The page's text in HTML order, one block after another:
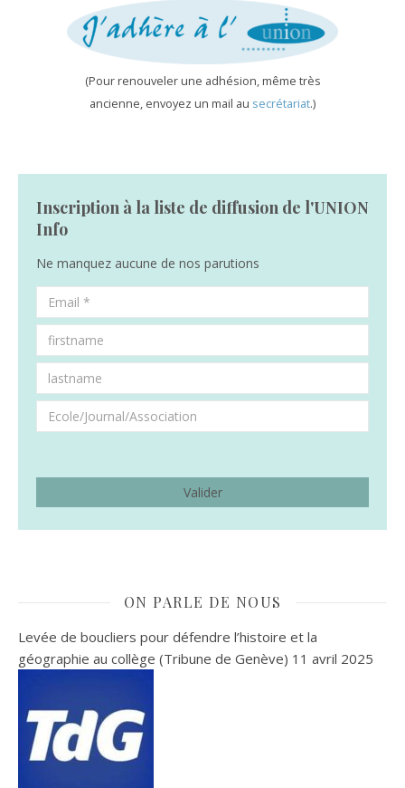
(Pour renouveler une adhésion, même très
ancienne, envoyez un mail au secrétariat.)
Inscription à la liste de diffusion de l'UNION
Info
Ne manquez aucune de nos parutions
ON PARLE DE NOUS
Levée de boucliers pour défendre l’histoire et la
géographie au collège (Tribune de Genève) 11 avril 2025